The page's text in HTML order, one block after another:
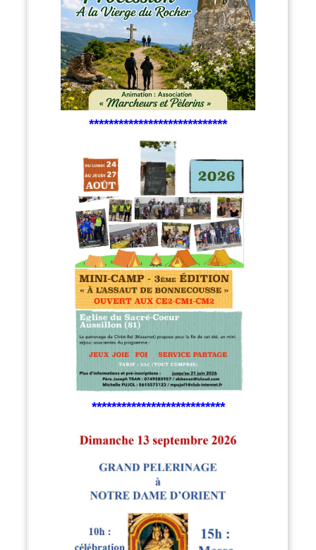
****************************
***************************